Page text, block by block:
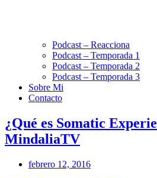
Podcast – Reacciona
Podcast – Temporada 1
Podcast – Temporada 2
Podcast – Temporada 3
Sobre Mi
Contacto
¿Qué es Somatic
MindaliaTV
febrero 12, 2016